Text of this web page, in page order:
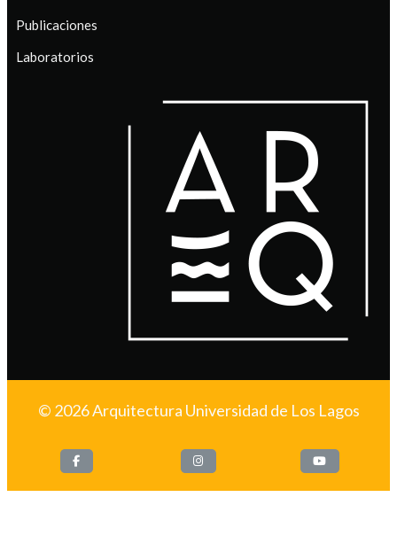
Publicaciones
Laboratorios
© 2026 Arquitectura Universidad de Los Lagos